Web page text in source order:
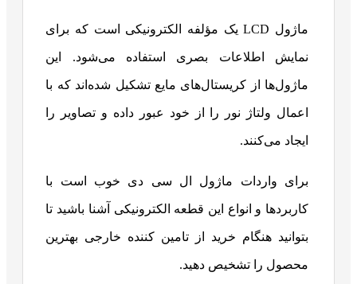
ماژول LCD یک مؤلفه الکترونیکی است که برای
نمایش اطلاعات بصری استفاده می‌شود. این
ماژول‌ها از کریستال‌های مایع تشکیل شده‌اند که با
اعمال ولتاژ نور را از خود عبور داده و تصاویر را
ایجاد می‌کنند.
برای واردات ماژول ال سی دی خوب است با
کاربردها و انواع این قطعه الکترونیکی آشنا باشید تا
بتوانید هنگام خرید از تامین کننده خارجی بهترین
محصول را تشخیص دهید.